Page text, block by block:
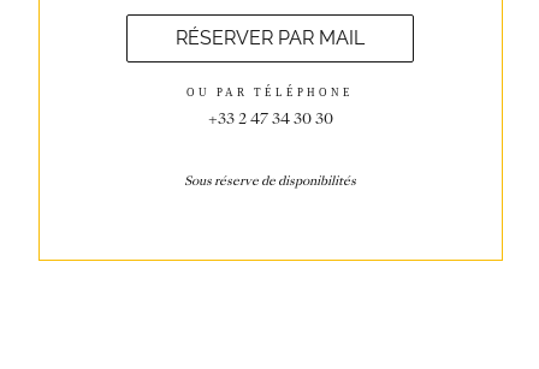
RÉSERVER PAR MAIL
OU PAR TÉLÉPHONE
+33 2 47 34 30 30
Sous réserve de disponibilités